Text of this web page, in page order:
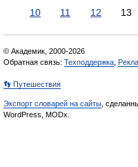
10
11 12 13
© Академик, 2000-2026
Обратная связь: Техподдержка
👣 Путешествия
Экспорт словарей на сайты ,
WordPress, MODx.